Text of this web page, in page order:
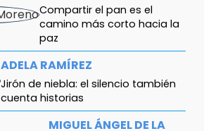
Compartir el pan es el
camino más corto hacia la
paz
ADELA RAMÍREZ
Jirón de niebla: el silencio también
cuenta historias
MIGUEL ÁNGEL DE LA